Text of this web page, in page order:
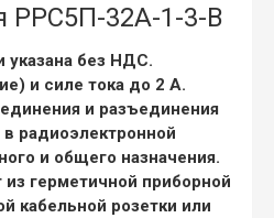
РРС5П-32А-1-3-В
указана без НДС.
и силе тока до 2 А.
и разъединения
радиоэлектронной
и общего назначения.
герметичной приборной
кабельной розетки или